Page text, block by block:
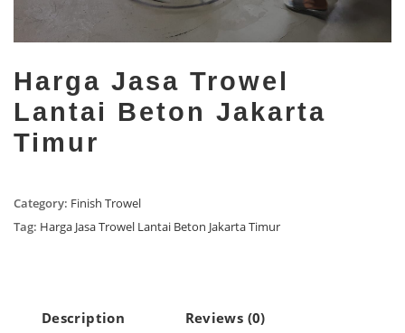
Harga Jasa Trowel
Lantai Beton Jakarta
Timur
Category: Finish Trowel
Tag: Harga Jasa Trowel Lantai Beton Jakarta Timur
Description Reviews (0)